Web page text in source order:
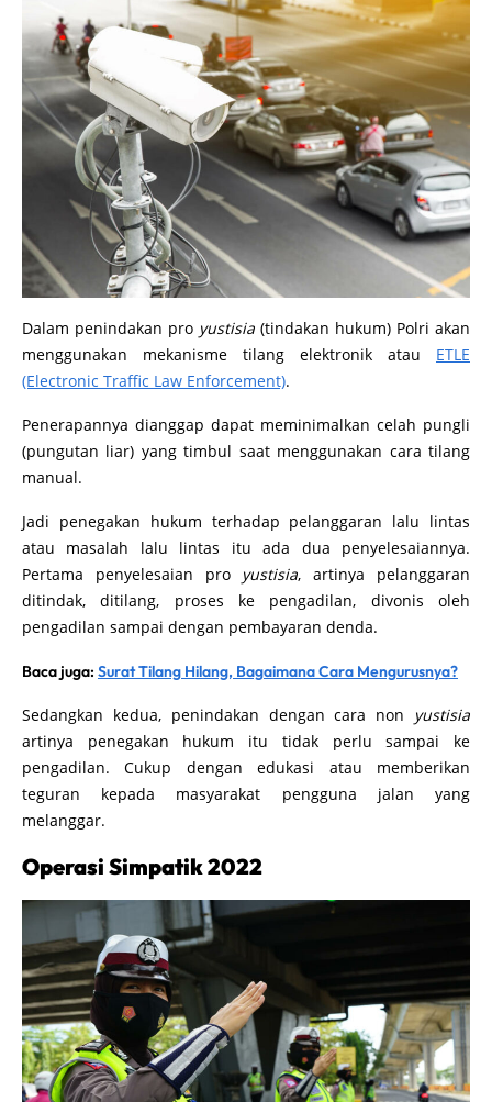
Dalam penindakan pro yustisia (tindakan hukum) Polri akan
menggunakan mekanisme tilang elektronik atau ETLE
(Electronic Traffic Law Enforcement).
Penerapannya dianggap dapat meminimalkan celah pungli
(pungutan liar) yang timbul saat menggunakan cara tilang
manual.
Jadi penegakan hukum terhadap pelanggaran lalu lintas
atau masalah lalu lintas itu ada dua penyelesaiannya.
Pertama penyelesaian proyustisia, artinya pelanggaran
ditindak, ditilang, proses ke pengadilan, divonis oleh
pengadilan sampai dengan pembayaran denda.
Baca juga: Surat Tilang Hilang, Bagaimana Cara Mengurusnya?
Sedangkan kedua, penindakan dengan cara non
yustisia
artinya penegakan hukum itu tidak perlu sampai ke
pengadilan. Cukup dengan edukasi atau memberikan
teguran kepada masyarakat pengguna jalan yang
melanggar.
Operasi Simpatik 2022